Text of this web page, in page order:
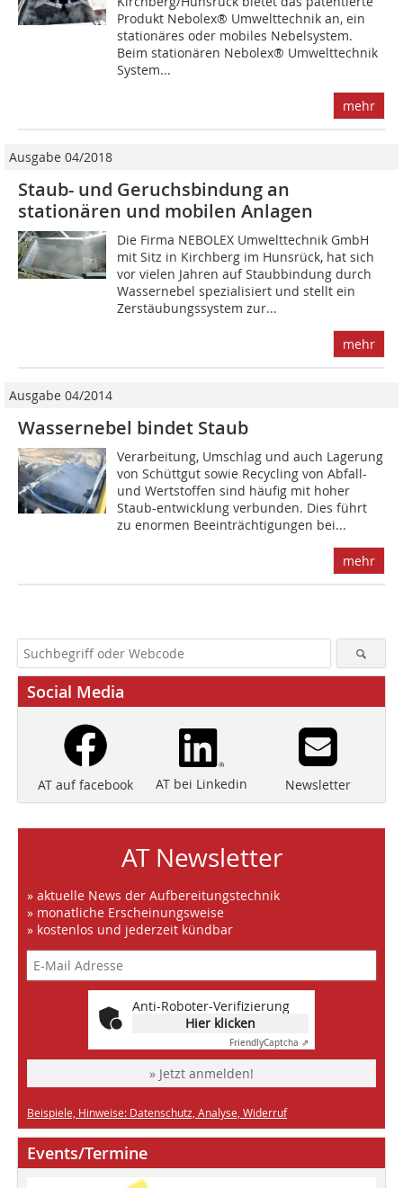
Produkt Nebolex® Umwelttechnik an, ein
stationäres oder mobiles Nebelsystem.
Beim stationären ­Nebolex® Umwelttechnik
System...
mehr
Ausgabe 04/2018
Staub- und Geruchsbindung an
stationären und mobilen Anlagen
Die Firma NEBOLEX Umwelttechnik GmbH
mit Sitz in Kirchberg im Hunsrück, hat sich
vor vielen Jahren auf Staubbindung durch
Wassernebel spezialisiert und stellt ein
Zerstäubungssystem zur...
mehr
Ausgabe 04/2014
Wassernebel bindet Staub
Verarbeitung, Umschlag und auch Lagerung
von Schüttgut sowie Recycling von Abfall-
und Wertstoffen sind häufig mit hoher
Staub-entwicklung verbunden. Dies führt
zu enormen Beeinträchtigungen bei...
mehr
Social Media
AT auf facebook AT bei Linkedin Newsletter
AT Newsletter
» aktuelle News der Aufbereitungstechnik
» monatliche Erscheinungsweise
» kostenlos und jederzeit kündbar
Anti-Roboter-Verifizierung
Hier klicken
FriendlyCaptcha ⇗
» Jetzt anmelden!
Beispiele, Hinweise: Datenschutz, Analyse, Widerruf
Events/Termine